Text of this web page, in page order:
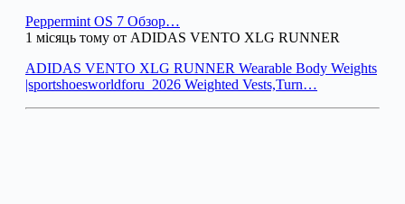
Peppermint OS 7 Обзор…
1 місяць тому от ADIDAS VENTO XLG RUNNER
ADIDAS VENTO XLG RUNNER Wearable Body Weights
|sportshoesworldforu_2026 Weighted Vests,Turn…